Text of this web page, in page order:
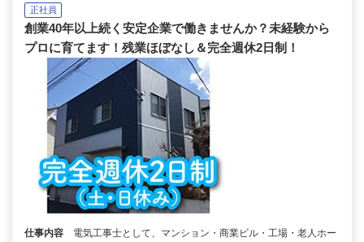
正社員
創業40年以上続く安定企業で働きませんか？未経験から
プロに育てます！残業ほぼなし＆完全週休2日制！
仕事内容
電気工事士として、マンション・商業ビル・工場・老人ホー